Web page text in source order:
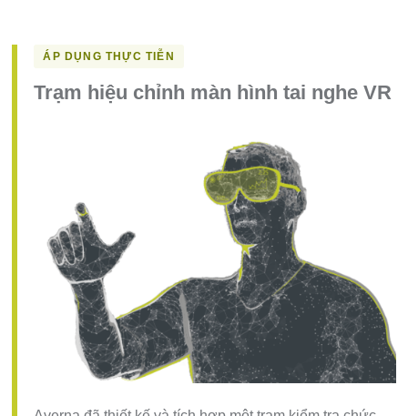
ÁP DỤNG THỰC TIỄN
Trạm hiệu chỉnh màn hình tai nghe VR